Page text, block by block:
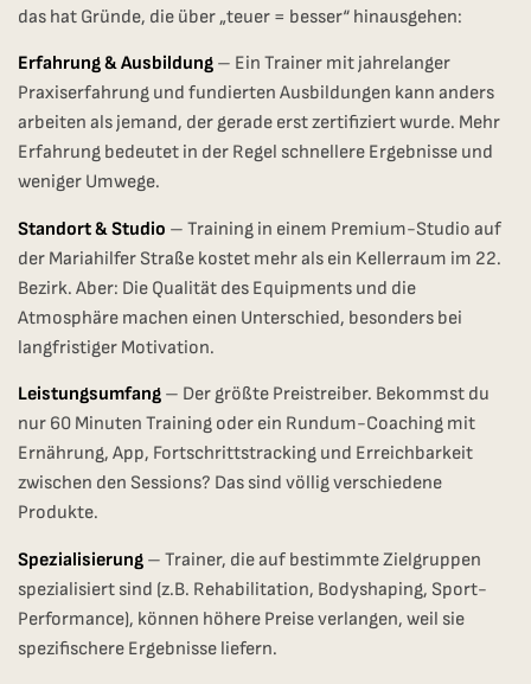
das hat Gründe, die über „teuer = besser“ hinausgehen:
Erfahrung & Ausbildung – Ein Trainer mit jahrelanger
Praxiserfahrung und fundierten Ausbildungen kann anders
arbeiten als jemand, der gerade erst zertifiziert wurde. Mehr
Erfahrung bedeutet in der Regel schnellere Ergebnisse und
weniger Umwege.
Standort & Studio – Training in einem Premium-Studio auf
der Mariahilfer Straße kostet mehr als ein Kellerraum im 22.
Bezirk. Aber: Die Qualität des Equipments und die
Atmosphäre machen einen Unterschied, besonders bei
langfristiger Motivation.
Leistungsumfang – Der größte Preistreiber. Bekommst du
nur 60 Minuten Training oder ein Rundum-Coaching mit
Ernährung, App, Fortschrittstracking und Erreichbarkeit
zwischen den Sessions? Das sind völlig verschiedene
Produkte.
Spezialisierung – Trainer, die auf bestimmte Zielgruppen
spezialisiert sind (z.B. Rehabilitation, Bodyshaping, Sport-
Performance), können höhere Preise verlangen, weil sie
spezifischere Ergebnisse liefern.